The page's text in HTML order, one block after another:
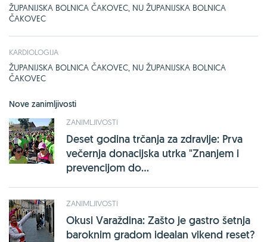
ŽUPANIJSKA BOLNICA ČAKOVEC, NU ŽUPANIJSKA BOLNICA
ČAKOVEC
KARDIOLOGIJA
ŽUPANIJSKA BOLNICA ČAKOVEC, NU ŽUPANIJSKA BOLNICA
ČAKOVEC
Nove zanimljivosti
ZANIMLJIVOSTI
Deset godina trčanja za zdravlje: Prva
večernja donacijska utrka "Znanjem i
prevencijom do...
ZANIMLJIVOSTI
Okusi Varaždina: Zašto je gastro šetnja
baroknim gradom idealan vikend reset?